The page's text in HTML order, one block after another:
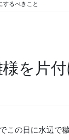
するべきこと
を片
この日に水辺で